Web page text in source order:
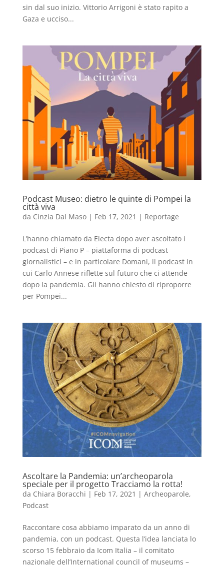
sin dal suo inizio. Vittorio Arrigoni è stato rapito a
Gaza e ucciso...
Podcast Museo: dietro le quinte di Pompei la
città viva
da Cinzia Dal Maso| Feb 17, 2021 | Reportage
L’hanno chiamato da Electa dopo aver ascoltato i
podcast di Piano P – piattaforma di podcast
giornalistici – e in particolare Domani, il podcast in
cui Carlo Annese riflette sul futuro che ci attende
dopo la pandemia. Gli hanno chiesto di riproporre
per Pompei...
Ascoltare la Pandemia: un’archeoparola
speciale per il progetto Tracciamo la rotta!
da Chiara Boracchi | Feb 17, 2021 | Archeoparole,
Podcast
Raccontare cosa abbiamo imparato da un anno di
pandemia, con un podcast. Questa l’idea lanciata lo
scorso 15 febbraio da Icom Italia – il comitato
nazionale dell’International council of museums –